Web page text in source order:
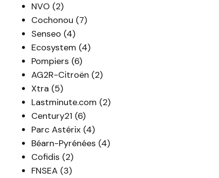
NVO (2)
Cochonou (7)
Senseo (4)
Ecosystem (4)
Pompiers (6)
AG2R-Citroën (2)
Xtra (5)
Lastminute.com (2)
Century21 (6)
Parc Astérix (4)
Béarn-Pyrénées (4)
Cofidis (2)
FNSEA (3)